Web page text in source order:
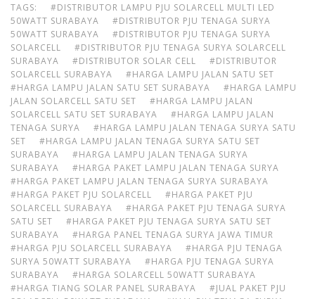
TAGS:
#DISTRIBUTOR LAMPU PJU SOLARCELL MULTI LED
50WATT SURABAYA
#DISTRIBUTOR PJU TENAGA SURYA
50WATT SURABAYA
#DISTRIBUTOR PJU TENAGA SURYA
SOLARCELL
#DISTRIBUTOR PJU TENAGA SURYA SOLARCELL
SURABAYA
#DISTRIBUTOR SOLAR CELL
#DISTRIBUTOR
SOLARCELL SURABAYA
#HARGA LAMPU JALAN SATU SET
#HARGA LAMPU JALAN SATU SET SURABAYA
#HARGA LAMPU
JALAN SOLARCELL SATU SET
#HARGA LAMPU JALAN
SOLARCELL SATU SET SURABAYA
#HARGA LAMPU JALAN
TENAGA SURYA
#HARGA LAMPU JALAN TENAGA SURYA SATU
SET
#HARGA LAMPU JALAN TENAGA SURYA SATU SET
SURABAYA
#HARGA LAMPU JALAN TENAGA SURYA
SURABAYA
#HARGA PAKET LAMPU JALAN TENAGA SURYA
#HARGA PAKET LAMPU JALAN TENAGA SURYA SURABAYA
#HARGA PAKET PJU SOLARCELL
#HARGA PAKET PJU
SOLARCELL SURABAYA
#HARGA PAKET PJU TENAGA SURYA
SATU SET
#HARGA PAKET PJU TENAGA SURYA SATU SET
SURABAYA
#HARGA PANEL TENAGA SURYA JAWA TIMUR
#HARGA PJU SOLARCELL SURABAYA
#HARGA PJU TENAGA
SURYA 50WATT SURABAYA
#HARGA PJU TENAGA SURYA
SURABAYA
#HARGA SOLARCELL 50WATT SURABAYA
#HARGA TIANG SOLAR PANEL SURABAYA
#JUAL PAKET PJU